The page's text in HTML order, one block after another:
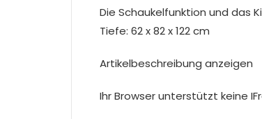
Die Schaukelfunktion und das
Tiefe: 62 x 82 x 122 cm
Artikelbeschreibung anzeigen
Ihr Browser unterstützt keine